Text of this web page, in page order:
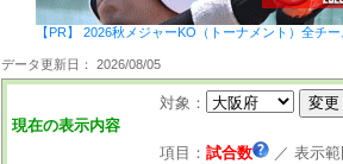
【PR】 2026秋メジャーKO（トーナメント）全チ
データ更新日： 2026/08/05
現在の表示内容
対象：
項目： 試合数 ／ 表示